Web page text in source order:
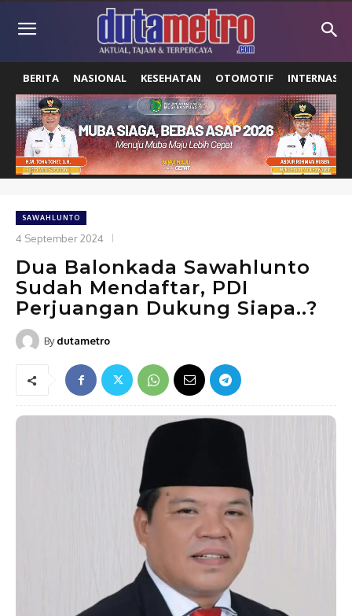
BERITA NASIONAL KESEHATAN OTOMOTIF
SAWAHLUNTO
4 September 2024
Dua Balonkada Sawahlunto
Sudah Mendaftar, PDI
Perjuangan Dukung Siapa..?
By dutametro